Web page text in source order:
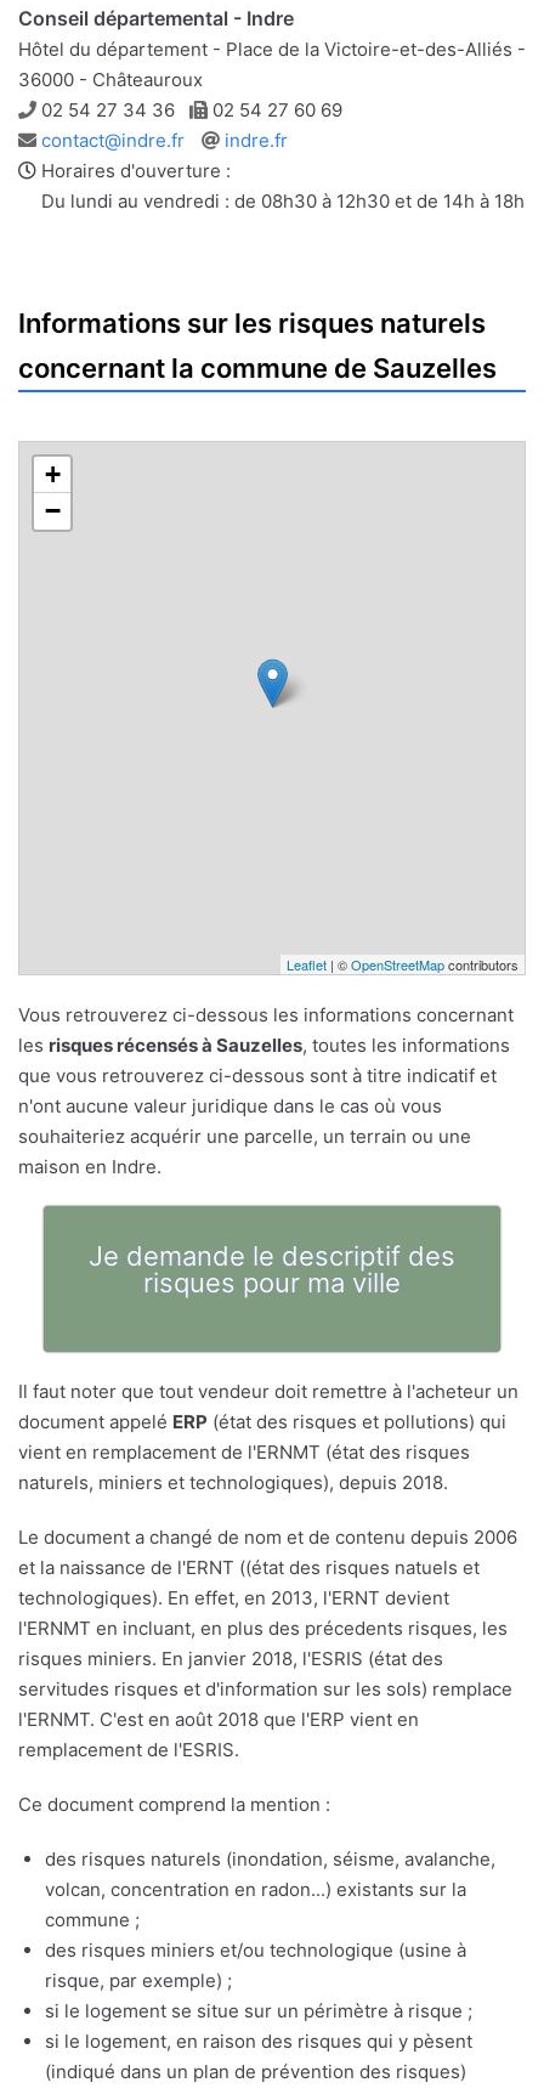
Conseil départemental - Indre
Hôtel du département - Place de la Victoire-et-des-Alliés -
36000 - Châteauroux
Téléphone
02 54 27 34 36 Télécopie
02 54 27 60 69
Adresse
e-
mail
contact@indre.fr
Site
web
indre.fr
Horaires d'ouverture :
Du lundi au vendredi : de 08h30 à 12h30 et de 14h à 18h
Informations sur les risques naturels
concernant la commune de Sauzelles
+
−
Leaflet | ©OpenStreetMapcontributors
Vous retrouverez ci-dessous les informations concernant
les risques récensés à Sauzelles, toutes les informations
que vous retrouverez ci-dessous sont à titre indicatif et
n'ont aucune valeur juridique dans le cas où vous
souhaiteriez acquérir une parcelle, un terrain ou une
maison en Indre.
Je demande le descriptif des
risques pour ma ville
Il faut noter que tout vendeur doit remettre à l'acheteur un
document appelé ERP (état des risques et pollutions) qui
vient en remplacement de l'ERNMT (état des risques
naturels, miniers et technologiques), depuis 2018.
Le document a changé de nom et de contenu depuis 2006
et la naissance de l'ERNT ((état des risques natuels et
technologiques). En effet, en 2013, l'ERNT devient
l'ERNMT en incluant, en plus des précedents risques, les
risques miniers. En janvier 2018, l'ESRIS (état des
servitudes risques et d'information sur les sols) remplace
l'ERNMT. C'est en août 2018 que l'ERP vient en
remplacement de l'ESRIS.
Ce document comprend la mention :
des risques naturels (inondation, séisme, avalanche,
volcan, concentration en radon...) existants sur la
commune ;
des risques miniers et/ou technologique (usine à
risque, par exemple) ;
si le logement se situe sur un périmètre à risque ;
si le logement, en raison des risques qui y pèsent
(indiqué dans un plan de prévention des risques)